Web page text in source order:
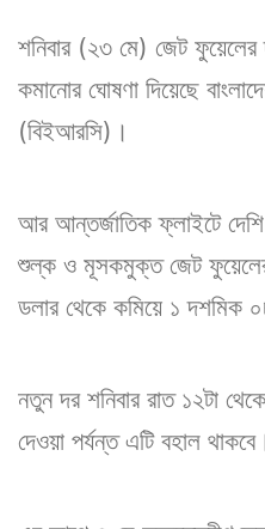
শনিবার (২৩ মে) জেট ফুয়েলের
কমানোর ঘোষণা দিয়েছে
(বিইআরসি)।
আর আন্তর্জাতিক ফ্লাইটে
শুল্ক ও মূসকমুক্ত জেট ফুয়েলের
ডলার থেকে কমিয়ে ১ দশমিক
নতুন দর শনিবার রাত ১২টা
দেওয়া পর্যন্ত এটি বহাল